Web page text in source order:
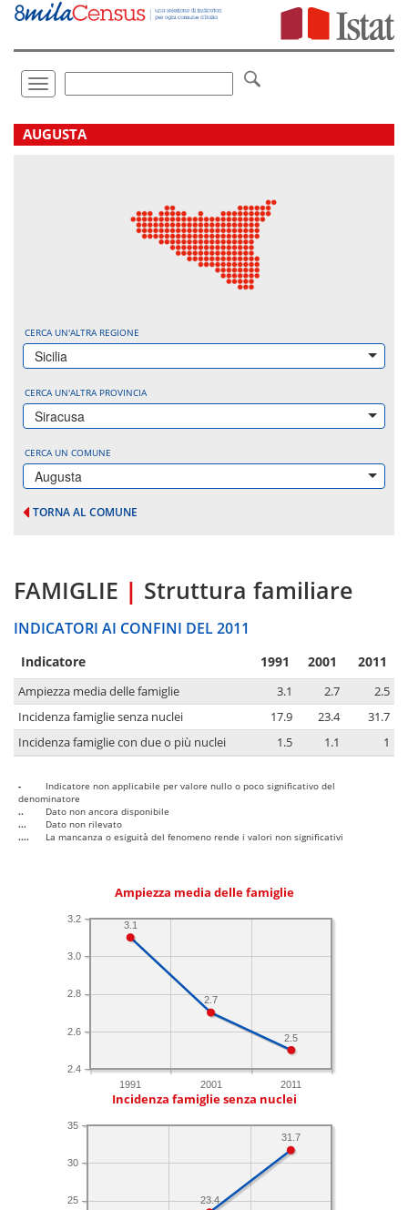
Vai
direttamente
Toggle
navigation
.
AUGUSTA
CERCA UN'ALTRA REGIONE
Sicilia
CERCA UN'ALTRA PROVINCIA
Siracusa
CERCA UN COMUNE
Augusta
TORNA AL COMUNE
FAMIGLIE | Struttura familiare
INDICATORI AI CONFINI DEL 2011
Indicatore 1991 2001 2011
Ampiezza media delle famiglie 3.1 2.7
2.5
Incidenza famiglie senza nuclei
17.9 23.4
31.7
Incidenza famiglie con due o più nuclei
1.5 1.1 1
-
Indicatore non applicabile per valore nullo o poco significativo del
denominatore
..
Dato non ancora disponibile
...
Dato non rilevato
....
La mancanza o esiguità del fenomeno rende i valori non significativi
Ampiezza media delle famiglie
1991 2001 2011
2.4
2.6
2.8
3.0
3.2
2.5
2.7
3.1
Incidenza famiglie senza nuclei
25
30
35
31.7
23.4